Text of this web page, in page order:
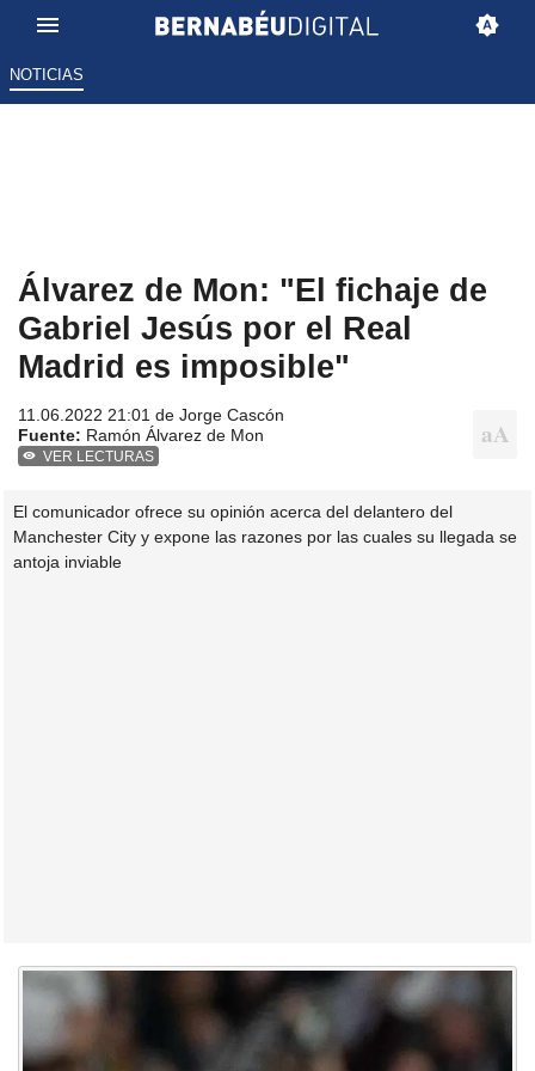
NOTICIAS
Álvarez de Mon: "El fichaje de
Gabriel Jesús por el Real
Madrid es imposible"
11.06.2022 21:01 de Jorge Cascón
Fuente: Ramón Álvarez de Mon
VER LECTURAS
El comunicador ofrece su opinión acerca del delantero del
Manchester City y expone las razones por las cuales su llegada se
antoja inviable